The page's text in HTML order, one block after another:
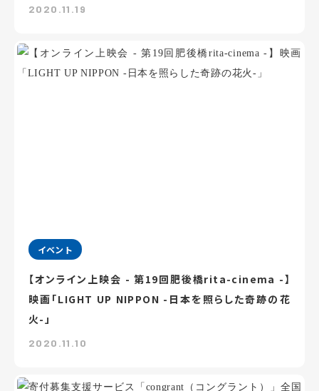
2020.11.19
イベント
【オンライン上映会 - 第19回肥後橋rita-cinema -】
映画「LIGHT UP NIPPON -日本を照らした奇跡の花
火-」
2020.11.10